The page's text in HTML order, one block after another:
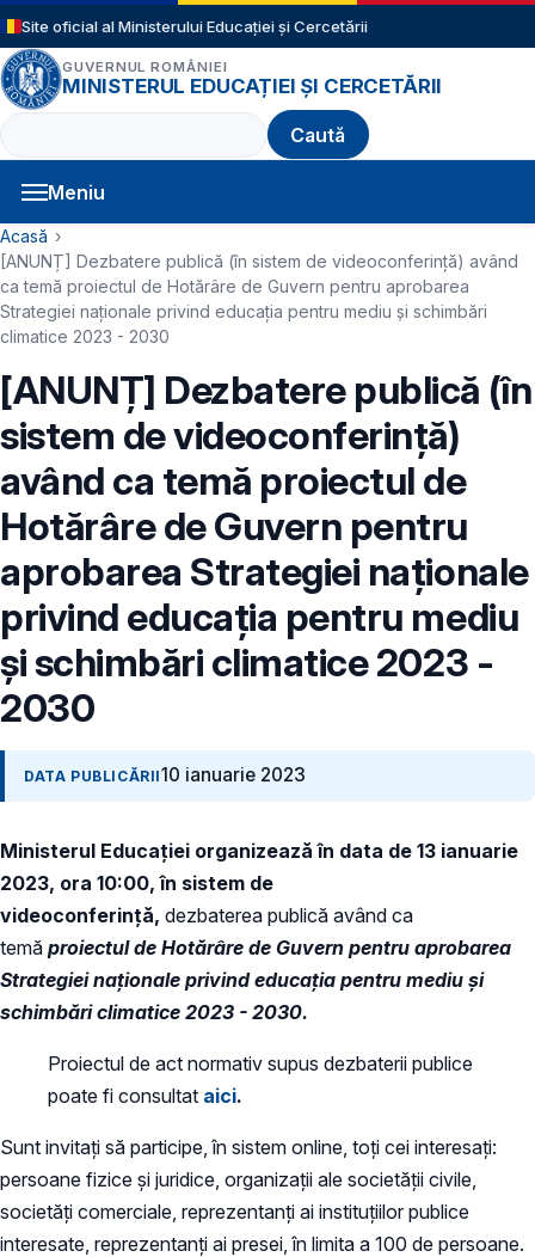
Sari la conținutul principal
Site oficial al Ministerului Educației și Cercetării
GUVERNUL ROMÂNIEI
MINISTERUL EDUCAȚIEI ȘI CERCETĂRII
Caută
Meniu
Navigație principală
Cale de navigare
Acasă
[ANUNȚ] Dezbatere publică (în sistem de videoconferință) având
ca temă proiectul de Hotărâre de Guvern pentru aprobarea
Strategiei naționale privind educația pentru mediu și schimbări
climatice 2023 - 2030
[ANUNȚ] Dezbatere publică (în
sistem de videoconferință)
având ca temă proiectul de
Hotărâre de Guvern pentru
aprobarea Strategiei naționale
privind educația pentru mediu
și schimbări climatice 2023 -
2030
DATA PUBLICĂRII10 ianuarie 2023
Ministerul Educației organizează în data de 13 ianuarie
2023, ora 10:00, în sistem de
videoconferință, dezbaterea publică având ca
temă proiectul de Hotărâre de Guvern pentru aprobarea
Strategiei naționale privind educația pentru mediu și
schimbări climatice 2023 - 2030.
Proiectul de act normativ supus dezbaterii publice
poate fi consultat aici.
Sunt invitați să participe, în sistem online, toți cei interesați:
persoane fizice și juridice, organizații ale societății civile,
societăți comerciale, reprezentanți ai instituțiilor publice
interesate, reprezentanți ai presei, în limita a 100 de persoane.